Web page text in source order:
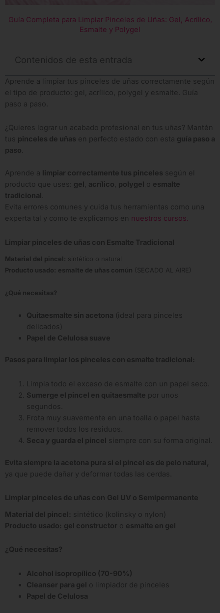
Guía Completa para Limpiar Pinceles de Uñas: Gel, Acrílico,
Esmalte y Polygel
Contenidos de esta entrada
Aprende a limpiar tus pinceles de uñas correctamente según
el tipo de producto: gel, acrílico, polygel y esmalte. Guía
paso a paso.
¿Quieres lograr un acabado profesional en tus uñas? Mantén
tus pinceles de uñas en perfecto estado con esta guía paso a
paso
Aprende a limpiar correctamente tus pinceles según el
producto que uses: gel acrílico polygel o esmalte
tradicional
Evita errores comunes y cuida tus herramientas como una
experta tal y como te explicamos en nuestros cursos.
Limpiar pinceles de uñas con Esmalte Tradicional
Material del pincel: sintético o natural
Producto usado: esmalte de uñas común (SECADO AL AIRE)
¿Qué necesitas?
Quitaesmalte sin acetona (ideal para pinceles
delicados)
Papel de Celulosa suave
Pasos para limpiar los pinceles con esmalte tradicional:
Limpia todo el exceso de esmalte con un papel seco.
Sumerge el pincel en quitaesmalte por unos
segundos.
Frota muy suavemente en una toalla o papel hasta
remover todos los residuos.
Seca y guarda el pincel siempre con su forma original.
Evita siempre la acetona pura si el pincel es de pelo natural,
ya que puede dañar y deformar todas las cerdas.
Limpiar pinceles de uñas con Gel UV o Semipermanente
Material del pincel: sintético (kolinsky o nylon)
Producto usado: gel constructor o esmalte en gel
¿Qué necesitas?
Alcohol isopropílico (70-90%)
Cleanser para gel o limpiador de pinceles
Papel de Celulosa